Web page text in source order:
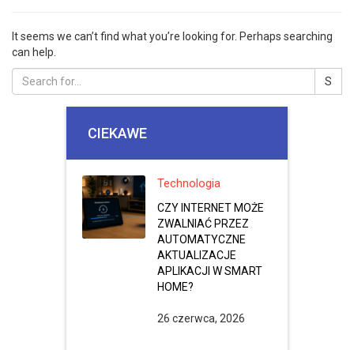
It seems we can’t find what you’re looking for. Perhaps searching
can help.
CIEKAWE
Technologia
CZY INTERNET MOŻE
ZWALNIAĆ PRZEZ
AUTOMATYCZNE
AKTUALIZACJE
APLIKACJI W SMART
HOME?
26 czerwca, 2026